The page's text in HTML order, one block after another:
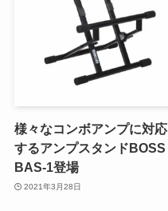
様々なコンボアンプに対応
するアンプスタンドBOSS
BAS-1登場
2021年3月28日